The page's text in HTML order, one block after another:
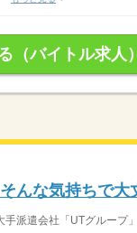
（バイトル求人）
そんな気持ちで
派遣会社「UTグループ